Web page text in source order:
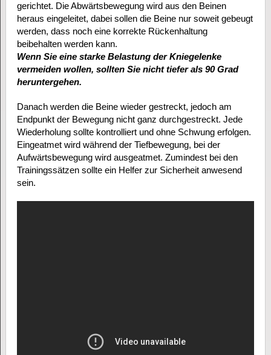
gerichtet. Die Abwärtsbewegung wird aus den Beinen
heraus eingeleitet, dabei sollen die Beine nur soweit gebeugt
werden, dass noch eine korrekte Rückenhaltung
beibehalten werden kann.
Wenn Sie eine starke Belastung der Kniegelenke
vermeiden wollen, sollten Sie nicht tiefer als 90 Grad
heruntergehen.
Danach werden die Beine wieder gestreckt, jedoch am
Endpunkt der Bewegung nicht ganz durchgestreckt. Jede
Wiederholung sollte kontrolliert und ohne Schwung erfolgen.
Eingeatmet wird während der Tiefbewegung, bei der
Aufwärtsbewegung wird ausgeatmet. Zumindest bei den
Trainingssätzen sollte ein Helfer zur Sicherheit anwesend
sein.